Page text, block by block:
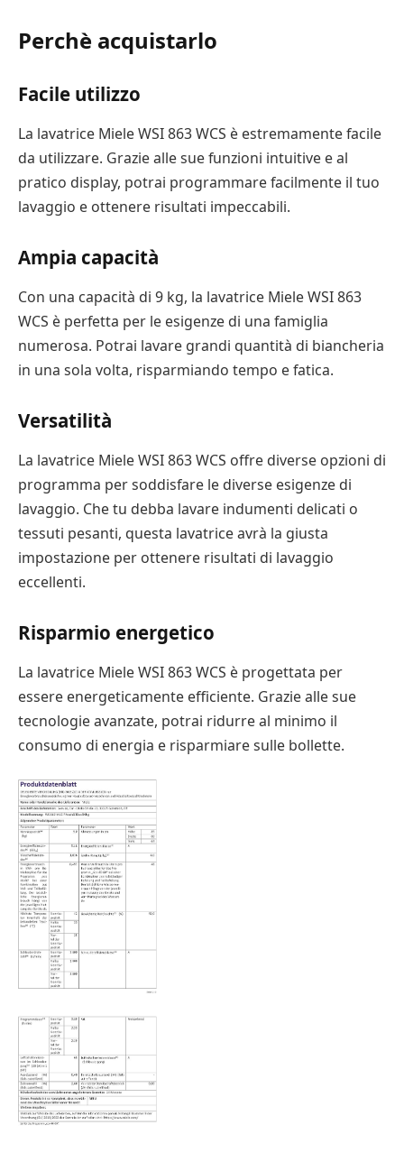
Perchè acquistarlo
Facile utilizzo
La lavatrice Miele WSI 863 WCS è estremamente facile
da utilizzare. Grazie alle sue funzioni intuitive e al
pratico display, potrai programmare facilmente il tuo
lavaggio e ottenere risultati impeccabili.
Ampia capacità
Con una capacità di 9 kg, la lavatrice Miele WSI 863
WCS è perfetta per le esigenze di una famiglia
numerosa. Potrai lavare grandi quantità di biancheria
in una sola volta, risparmiando tempo e fatica.
Versatilità
La lavatrice Miele WSI 863 WCS offre diverse opzioni di
programma per soddisfare le diverse esigenze di
lavaggio. Che tu debba lavare indumenti delicati o
tessuti pesanti, questa lavatrice avrà la giusta
impostazione per ottenere risultati di lavaggio
eccellenti.
Risparmio energetico
La lavatrice Miele WSI 863 WCS è progettata per
essere energeticamente efficiente. Grazie alle sue
tecnologie avanzate, potrai ridurre al minimo il
consumo di energia e risparmiare sulle bollette.